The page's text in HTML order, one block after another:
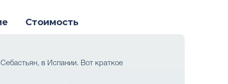
Стоимость
в Испании. Вот краткое